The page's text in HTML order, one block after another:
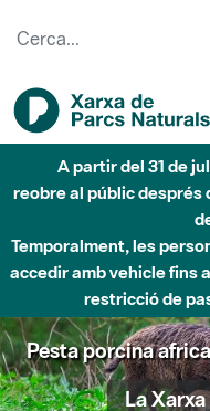
A partir del 31 de
reobre al públic
Temporalment, les
accedir amb vehicle fins
restricció de
Pesta porcina
La